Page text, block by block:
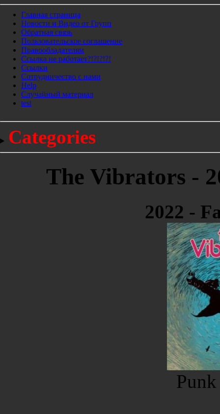
Главная страница
Новости и Видео от Групп
Обратная связь
Пользовательское соглашение
Правообладателям
Ссылка не работает?!?!?!?!
Ссылки
Сотрудничество с нами
Help
Cлучайный материал
test
Categories
The Vibrators -
2022 -